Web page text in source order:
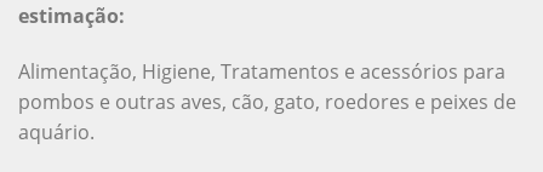
estimação:
Alimentação, Higiene, Tratamentos e acessórios para
pombos e outras aves, cão, gato, roedores e peixes de
aquário.